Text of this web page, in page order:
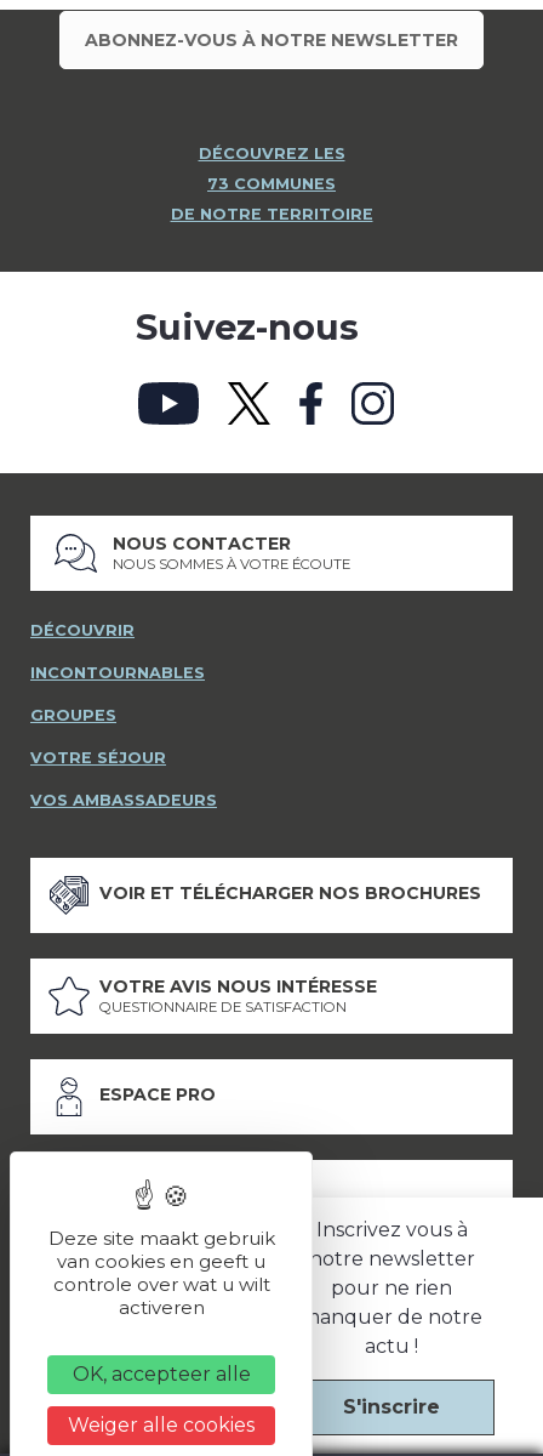
Inscrivez vous à
notre newsletter
pour ne rien
manquer de notre
actu !
S'inscrire
ABONNEZ-VOUS À NOTRE NEWSLETTER
DÉCOUVREZ LES
73 COMMUNES
DE NOTRE TERRITOIRE
Suivez-nous
NOUS CONTACTER
NOUS SOMMES À VOTRE ÉCOUTE
DÉCOUVRIR
INCONTOURNABLES
GROUPES
VOTRE SÉJOUR
VOS AMBASSADEURS
VOIR ET TÉLÉCHARGER NOS BROCHURES
VOTRE AVIS NOUS INTÉRESSE
QUESTIONNAIRE DE SATISFACTION
ESPACE PRO
ESPACE PRESSE
LES PARTENAIRES
Politique de confidentialité
Une réalisation
Deze site maakt gebruik
van cookies en geeft u
controle over wat u wilt
activeren
OK, accepteer alle
Weiger alle cookies